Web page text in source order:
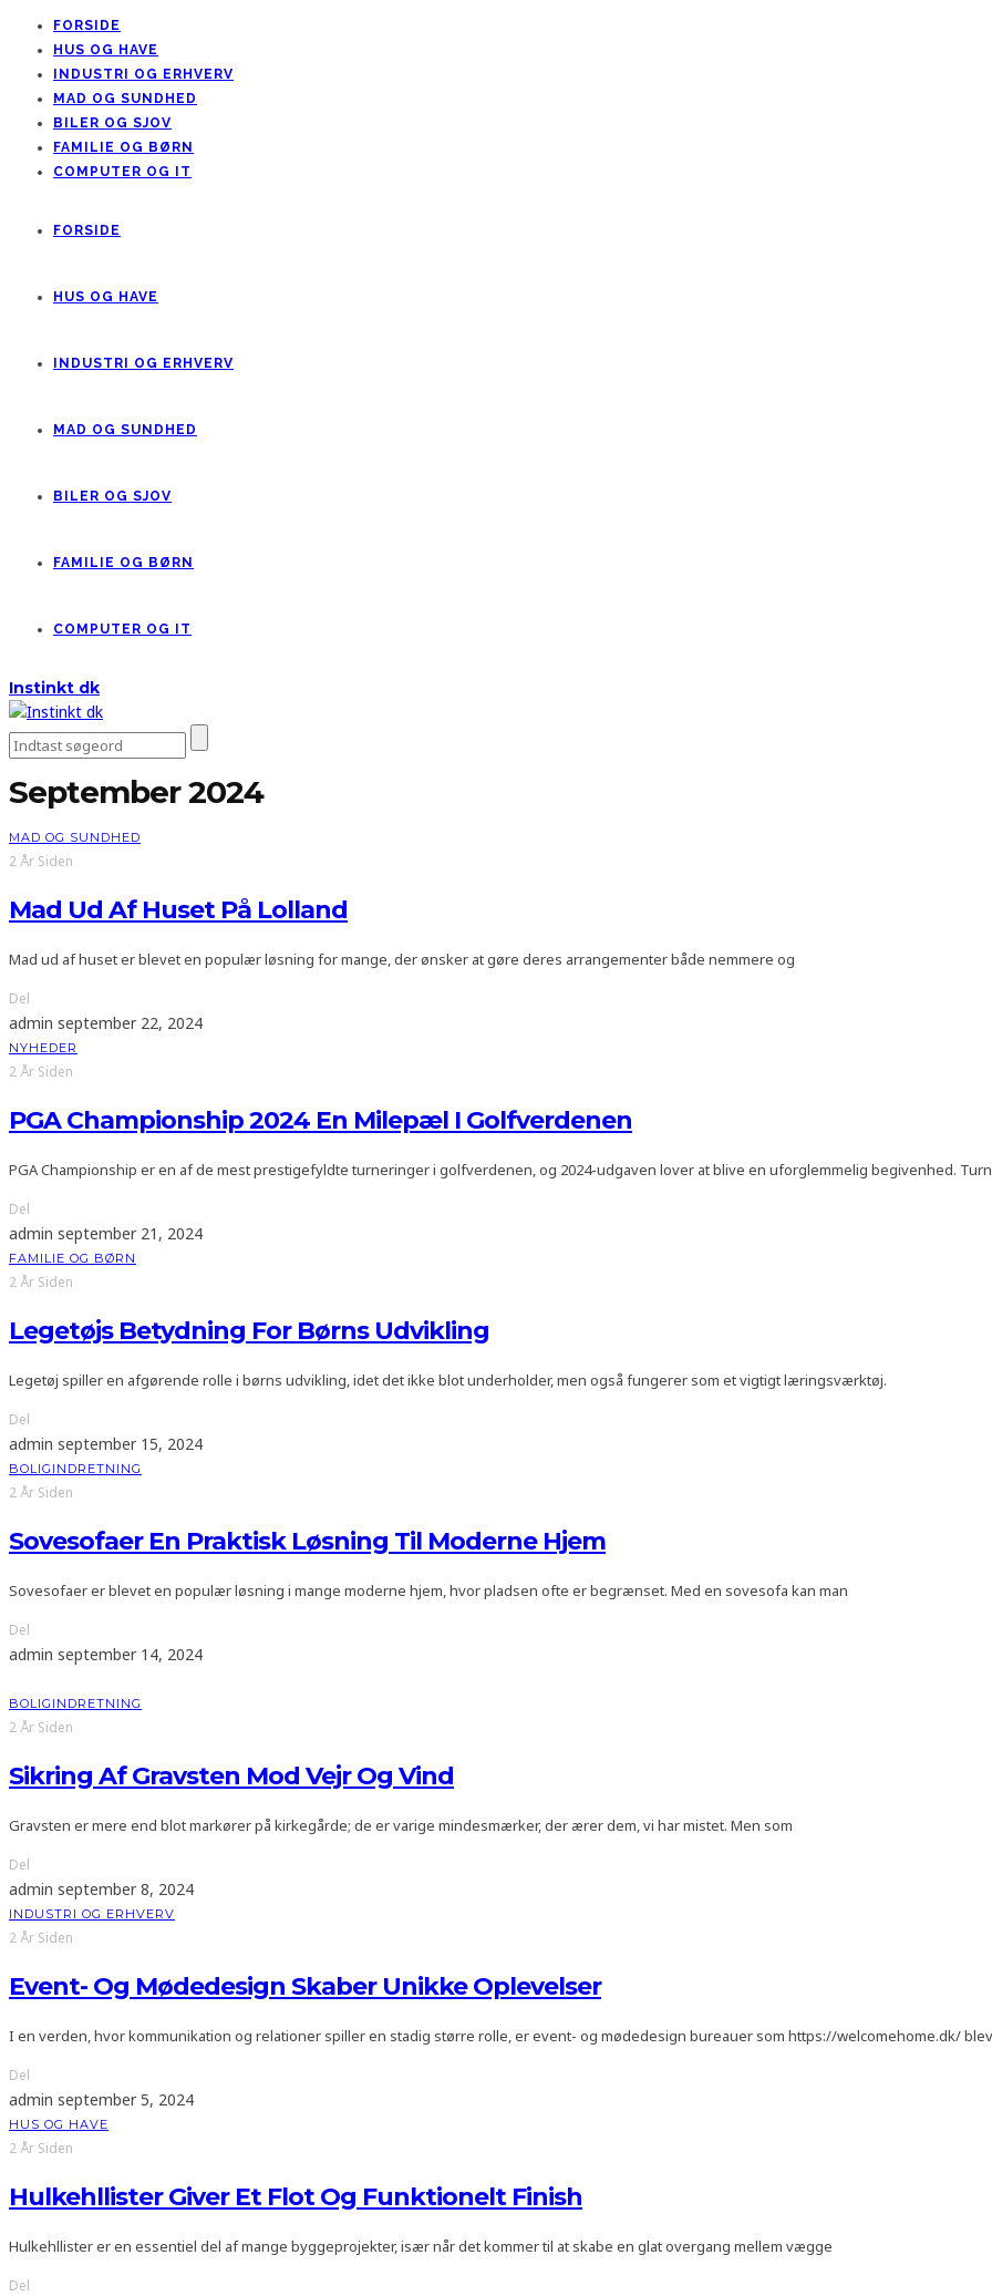
FORSIDE
HUS OG HAVE
INDUSTRI OG ERHVERV
MAD OG SUNDHED
BILER OG SJOV
FAMILIE OG BØRN
COMPUTER OG IT
FORSIDE
HUS OG HAVE
INDUSTRI OG ERHVERV
MAD OG SUNDHED
BILER OG SJOV
FAMILIE OG BØRN
COMPUTER OG IT
Instinkt dk
September 2024
MAD OG SUNDHED
2 År Siden
Mad Ud Af Huset På Lolland
Mad ud af huset er blevet en populær løsning for mange, der ønsker at gøre deres arrangementer både nemmere og
Del
admin september 22, 2024
NYHEDER
2 År Siden
PGA Championship 2024 En Milepæl I Golfverdenen
PGA Championship er en af de mest prestigefyldte turneringer i golfverdenen, og 2024-udgaven lover at blive en uforglemmelig begivenhed.
Del
admin september 21, 2024
FAMILIE OG BØRN
2 År Siden
Legetøjs Betydning For Børns Udvikling
Legetøj spiller en afgørende rolle i børns udvikling, idet det ikke blot underholder, men også fungerer som et vigtigt læringsværktøj.
Del
admin september 15, 2024
BOLIGINDRETNING
2 År Siden
Sovesofaer En Praktisk Løsning Til Moderne Hjem
Sovesofaer er blevet en populær løsning i mange moderne hjem, hvor pladsen ofte er begrænset. Med en sovesofa kan man
Del
admin september 14, 2024
BOLIGINDRETNING
2 År Siden
Sikring Af Gravsten Mod Vejr Og Vind
Gravsten er mere end blot markører på kirkegårde; de er varige mindesmærker, der ærer dem, vi har mistet. Men som
Del
admin september 8, 2024
INDUSTRI OG ERHVERV
2 År Siden
Event- Og Mødedesign Skaber Unikke Oplevelser
I en verden, hvor kommunikation og relationer spiller en stadig større rolle, er event- og mødedesign bureauer som https://welcomehome.dk/
Del
admin september 5, 2024
HUS OG HAVE
2 År Siden
Hulkehllister Giver Et Flot Og Funktionelt Finish
Hulkehllister er en essentiel del af mange byggeprojekter, især når det kommer til at skabe en glat overgang mellem vægge
Del